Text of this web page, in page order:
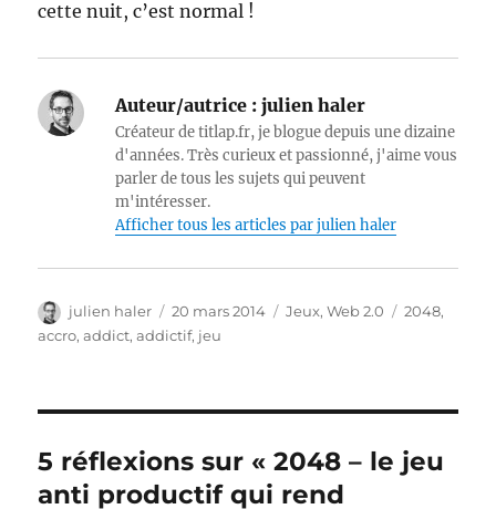
cette nuit, c’est normal !
Auteur/autrice : julien haler
Créateur de titlap.fr, je blogue depuis une dizaine
d'années. Très curieux et passionné, j'aime vous
parler de tous les sujets qui peuvent
m'intéresser.
Afficher tous les articles par julien haler
Auteur
julien haler
Publié
le
20 mars 2014 Catégories
Jeux,Web 2.0 Étiquettes
2048,
accro,addict,addictif, jeu
5 réflexions sur « 2048 – le jeu
anti productif qui rend